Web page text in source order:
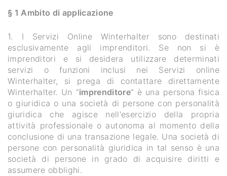
§ 1 Ambito di applicazione
1. I Servizi Online Winterhalter sono destinati
esclusivamente agli imprenditori. Se non si è
imprenditori e si desidera utilizzare determinati
servizi o funzioni inclusi nei Servizi online
Winterhalter, si prega di contattare direttamente
Winterhalter. Un “imprenditore” è una persona fisica
o giuridica o una società di persone con personalità
giuridica che agisce nell'esercizio della propria
attività professionale o autonoma al momento della
conclusione di una transazione legale. Una società di
persone con personalità giuridica in tal senso è una
società di persone in grado di acquisire diritti e
assumere obblighi.